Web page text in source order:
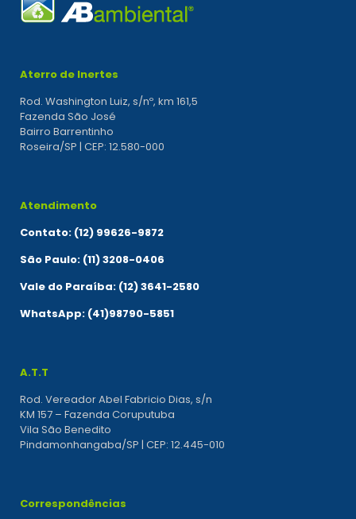
Aterro de Inertes
Rod. Washington Luiz, s/nº, km 161,5
Fazenda São José
Bairro Barrentinho
Roseira/SP | CEP: 12.580-000
Atendimento
Contato: (12) 99626-9872
São Paulo: (11) 3208-0406
Vale do Paraíba: (12) 3641-2580
WhatsApp: (41)98790-5851
A.T.T
Rod. Vereador Abel Fabricio Dias, s/n
KM 157 – Fazenda Coruputuba
Vila São Benedito
Pindamonhangaba/SP | CEP: 12.445-010
Correspondências